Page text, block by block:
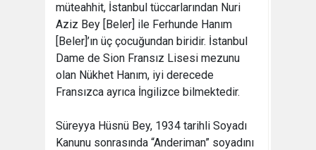
müteahhit, İstanbul tüccarlarından Nuri
Aziz Bey [Beler] ile Ferhunde Hanım
[Beler]’ın üç çocuğundan biridir. İstanbul
Dame de Sion Fransız Lisesi mezunu
olan Nükhet Hanım, iyi derecede
Fransızca ayrıca İngilizce bilmektedir.
Süreyya Hüsnü Bey, 1934 tarihli Soyadı
Kanunu sonrasında “Anderiman” soyadını